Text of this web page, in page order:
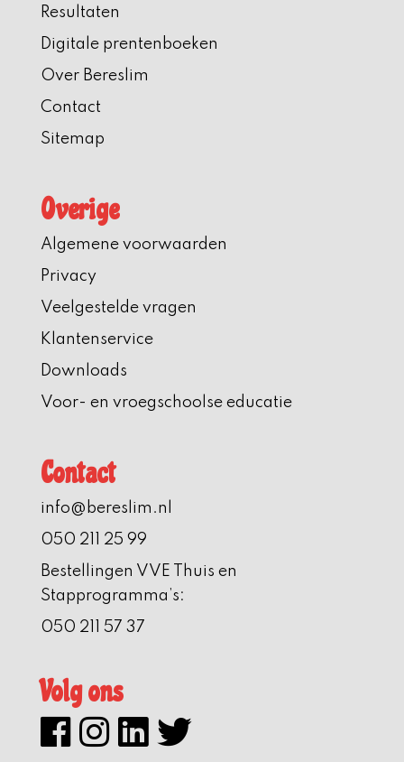
Resultaten
Digitale prentenboeken
Over Bereslim
Contact
Sitemap
Overige
Algemene voorwaarden
Privacy
Veelgestelde vragen
Klantenservice
Downloads
Voor- en vroegschoolse educatie
Contact
info@bereslim.nl
050 211 25 99
Bestellingen VVE Thuis en
Stapprogramma’s:
050 211 57 37
Volg ons